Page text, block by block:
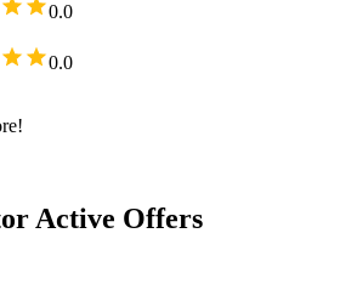
0.0
0.0
Active Offers